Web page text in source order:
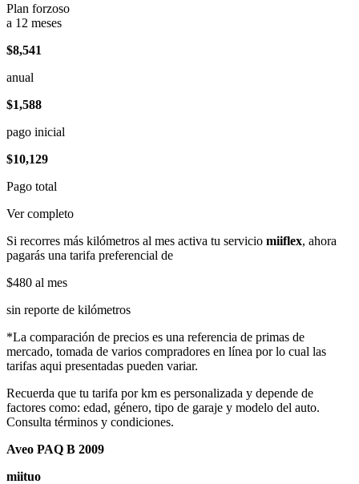
Plan forzoso
a 12 meses
$8,541
anual
$1,588
pago inicial
$10,129
Pago total
Ver completo
Si recorres más kilómetros al mes activa tu servicio miiflex, ahora
pagarás una tarifa preferencial de
$480 al mes
sin reporte de kilómetros
*La comparación de precios es una referencia de primas de
mercado, tomada de varios compradores en línea por lo cual las
tarifas aqui presentadas pueden variar.
Recuerda que tu tarifa por km es personalizada y depende de
factores como: edad, género, tipo de garaje y modelo del auto.
Consulta términos y condiciones.
Aveo PAQ B 2009
miituo